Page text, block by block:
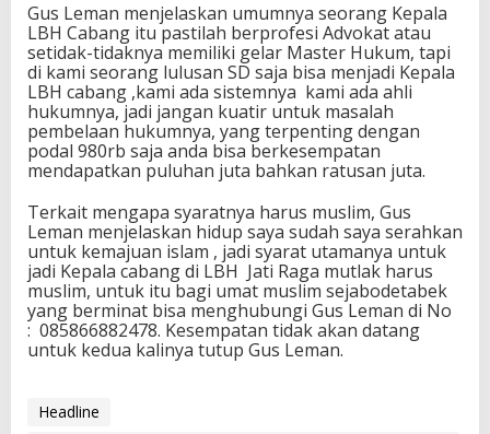
Gus Leman menjelaskan umumnya seorang Kepala
LBH Cabang itu pastilah berprofesi Advokat atau
setidak-tidaknya memiliki gelar Master Hukum, tapi
di kami seorang lulusan SD saja bisa menjadi Kepala
LBH cabang ,kami ada sistemnya kami ada ahli
hukumnya, jadi jangan kuatir untuk masalah
pembelaan hukumnya, yang terpenting dengan
podal 980rb saja anda bisa berkesempatan
mendapatkan puluhan juta bahkan ratusan juta.
Terkait mengapa syaratnya harus muslim, Gus
Leman menjelaskan hidup saya sudah saya serahkan
untuk kemajuan islam , jadi syarat utamanya untuk
jadi Kepala cabang di LBH Jati Raga mutlak harus
muslim, untuk itu bagi umat muslim sejabodetabek
yang berminat bisa menghubungi Gus Leman di No
: 085866882478. Kesempatan tidak akan datang
untuk kedua kalinya tutup Gus Leman.
Headline